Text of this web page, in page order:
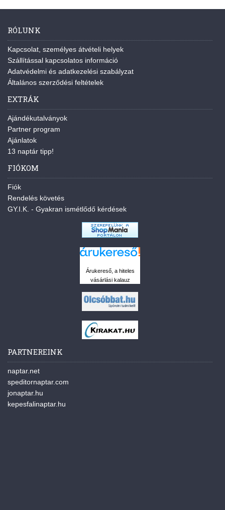
RÓLUNK
Kapcsolat, személyes átvételi helyek
Szállítással kapcsolatos információ
Adatvédelmi és adatkezelési szabályzat
Általános szerződési feltételek
EXTRÁK
Ajándékutalványok
Partner program
Ajánlatok
13 naptár tipp!
FIÓKOM
Fiók
Rendelés követés
GY.I.K. - Gyakran ismétlődő kérdések
Árukereső, a hiteles
vásárlási kalauz
PARTNEREINK
naptar.net
speditornaptar.com
jonaptar.hu
kepesfalinaptar.hu